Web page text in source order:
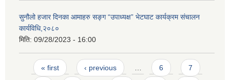
सुनौलो हजार दिनका आमाहरु सङ्ग “उपाध्यक्ष” भेटघाट कार्यक्रम संचालन
कार्यविधि,२०८०
मिति: 09/28/2023 - 16:00
Pages
« first ‹ previous 6 7